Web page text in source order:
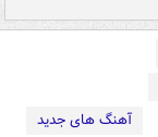
آهنگ های جدید